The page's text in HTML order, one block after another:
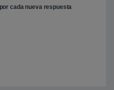
cada nueva respuesta